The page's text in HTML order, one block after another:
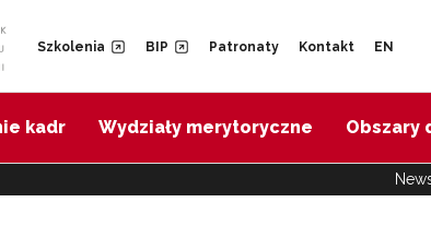
Szkolenia BIP Patronaty Kontakt EN
kadr Wydziały merytoryczne Obszary